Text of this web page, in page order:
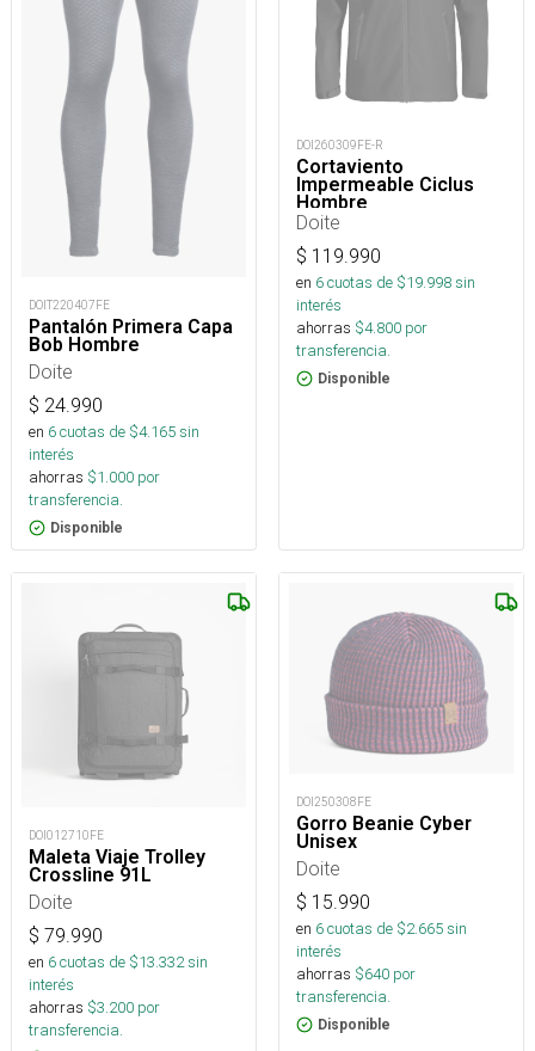
DOIT220407FE
Pantalón Primera Capa
Bob Hombre
Doite
$ 24.990
en 6cuotas de $4.165sin
interés
ahorras $1.000 por
transferencia.
Disponible
DOI260309FE-R
Cortaviento
Impermeable Ciclus
Hombre
Doite
$ 119.990
en 6cuotas de $19.998sin
interés
ahorras $4.800 por
transferencia.
Disponible
DOI012710FE
Maleta Viaje Trolley
Crossline 91L
Doite
$ 79.990
en 6cuotas de $13.332sin
interés
ahorras $3.200 por
transferencia.
DOI250308FE
Gorro Beanie Cyber
Unisex
Doite
$ 15.990
en 6cuotas de $2.665sin
interés
ahorras $640 por
transferencia.
Disponible